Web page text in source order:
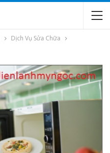
Dịch Vụ Sửa Chữa